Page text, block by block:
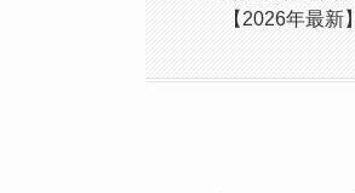
【2026年最新】